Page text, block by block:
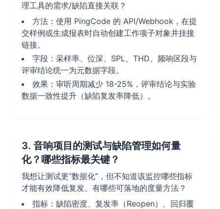
理工具的需求/缺陷直接关联？
方法：使用 PingCode 的 API/Webhook，在提
交样例或生成报表时自动创建工作项子对象并挂接
链接。
字段：采样率、位深、SPL、THD、频响区段与
评审结论统一为元数据字段。
效果：审听周期减少 18-25%，评审结论与实验
数据一致性提升（缺陷复发率降低）。
3. 音响项目的测试与缺陷管理如何量
化？哪些指标最关键？
我想让测试更“数据化”，但不知道该监控哪些指标
才能有效降低复发。有哪些可落地的度量方法？
指标：缺陷密度、复发率（Reopen）、回归覆